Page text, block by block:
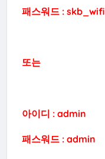
패스워드 : skb_wifi
또는
아이디 : admin
패스워드 : admin